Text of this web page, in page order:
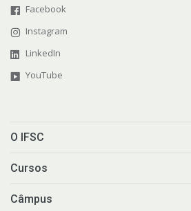
Facebook
Instagram
LinkedIn
YouTube
O IFSC
Cursos
Câmpus